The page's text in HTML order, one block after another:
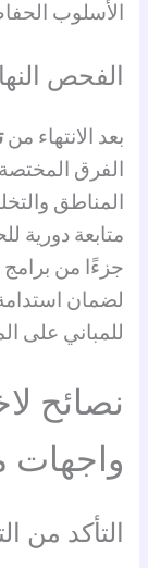
الأسلوب
الفحص
بعد الانتهاء من
الفرق
المناطق
متابعة دورية
جزءًا من برامج
لضمان
للمباني على
نصائح
واجهات
التأكد من